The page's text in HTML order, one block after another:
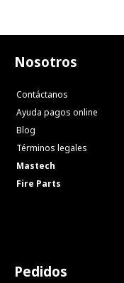
Nosotros
Contáctanos
Ayuda pagos online
Blog
Términos legales
Mastech
Fire Parts
Pedidos